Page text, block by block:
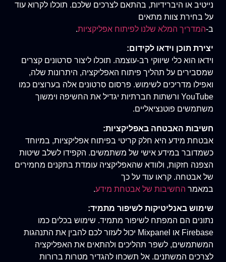
נייטיב או היברידיות, בהתאם לצרכים שלכם. תוכלו לקרוא עוד
על בחירת צוות מתאים
ב-המדריך המלא שלנו לפיתוח אפליקציות.
יצירת תוכן וידאו לקידום:
וידאו הוא כלי שיווקי רב-עוצמה. תוכלו ליצור סרטונים קצרים
שמסבירים על תהליך פיתוח האפליקציה, היתרונות שלה,
ואפילו מדריכים לשימוש. פרסום סרטונים אלה בערוצים כמו
YouTube ורשתות חברתיות יגדיל את החשיפה וימשוך
משתמשים פוטנציאליים.
חשיבות האבטחה באפליקציות:
אבטחת מידע היא חלק קריטי בפיתוח אפליקציות, במיוחד
כשמדובר במידע אישי של משתמשים. הקפידו לשלב שיטות
הצפנה חזקות, ולוודא שהאפליקציה עומדת בתקנים מחמירים
של אבטחה. קראו עוד על כך
במאמר החשיבות של אבטחת מידע.
שימוש באנליטיקות לשיפור מתמיד:
נתונים הם המפתח לשיפור מתמיד. שימוש בכלים כמו
Firebase או Mixpanel יכול לעזור לכם להבין את התנהגות
המשתמשים, לשפר תהליכים ולהתאים את האפליקציה
לצרכים המשתנים. אל תשכחו להגדיר מטרות ברורות